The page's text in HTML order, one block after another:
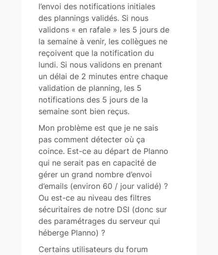
l’envoi des notifications initiales
des plannings validés. Si nous
validons « en rafale » les 5 jours de
la semaine à venir, les collègues ne
reçoivent que la notification du
lundi. Si nous validons en prenant
un délai de 2 minutes entre chaque
validation de planning, les 5
notifications des 5 jours de la
semaine sont bien reçus.
Mon problème est que je ne sais
pas comment détecter où ça
coince. Est-ce au départ de Planno
qui ne serait pas en capacité de
gérer un grand nombre d’envoi
d’emails (environ 60 / jour validé) ?
Ou est-ce au niveau des filtres
sécuritaires de notre DSI (donc sur
des paramétrages du serveur qui
héberge Planno) ?
Certains utilisateurs du forum